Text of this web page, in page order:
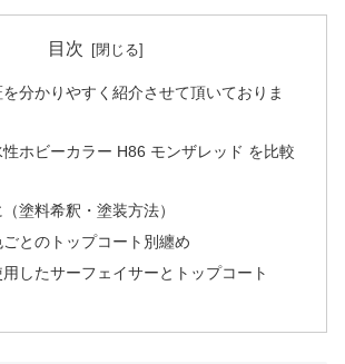
目次
分かりやすく紹介させて頂いておりま
ホビーカラー H86 モンザレッド を比較
塗料希釈・塗装方法）
とのトップコート別纏め
したサーフェイサーとトップコート